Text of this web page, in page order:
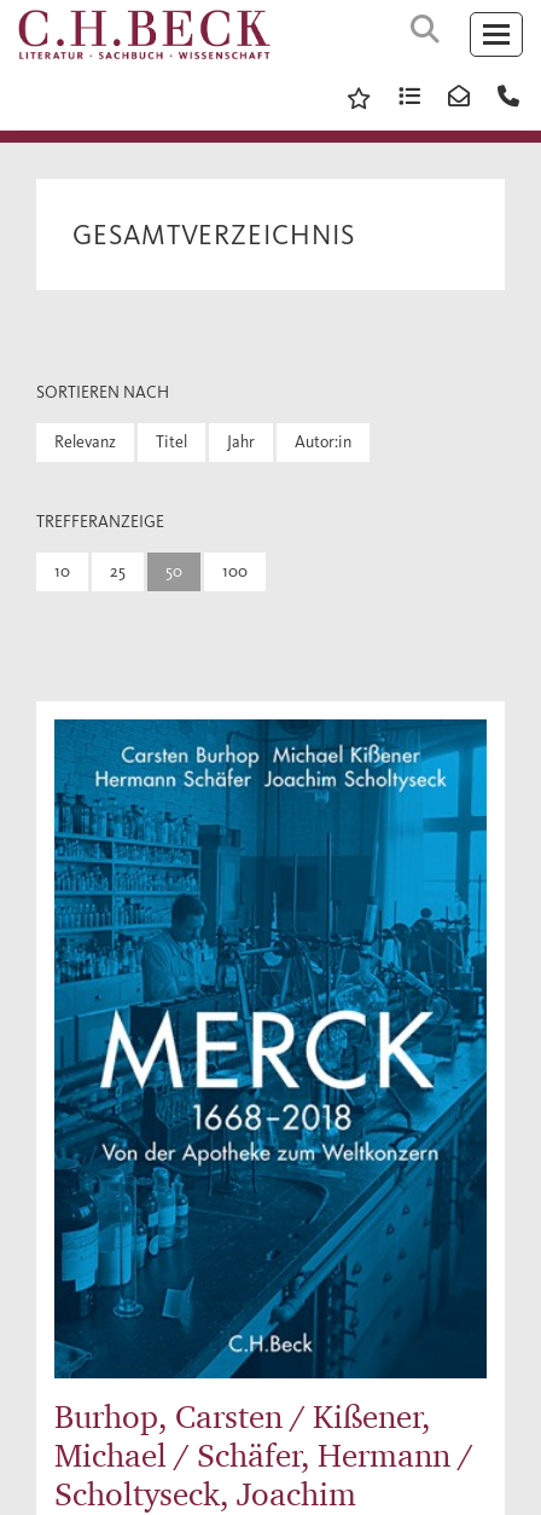
GESAMTVERZEICHNIS
SORTIEREN NACH
Relevanz Titel Jahr Autor:in
TREFFERANZEIGE
10 25 50 100
Burhop, Carsten / Kißener,
Michael / Schäfer, Hermann /
Scholtyseck, Joachim